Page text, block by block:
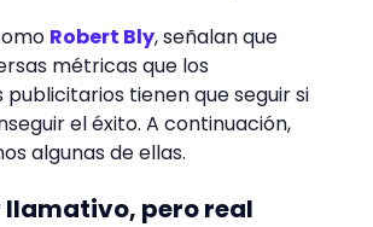
Robert Bly, señalan que
métricas que los
tienen que seguir si
el éxito. A continuación,
algunas de ellas.
llamativo, pero real